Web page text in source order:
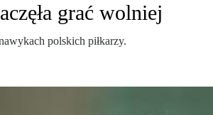
grać wolniej
polskich piłkarzy.